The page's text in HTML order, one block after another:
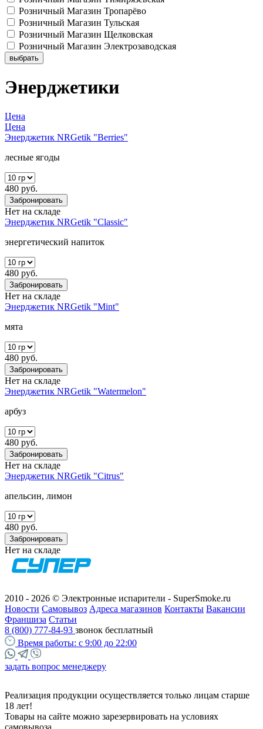
Розничный Магазин Тропарёво
Розничный Магазин Тульская
Розничный Магазин Щелковская
Розничный Магазин Электрозаводская
выбрать
Энерджетики
Цена
Цена
Энерджетик NRGetik "Berries"
лесные ягоды
480 руб.
Забронировать
Нет на складе
Энерджетик NRGetik "Classic"
энергетический напиток
480 руб.
Забронировать
Нет на складе
Энерджетик NRGetik "Mint"
мята
480 руб.
Забронировать
Нет на складе
Энерджетик NRGetik "Watermelon"
арбуз
480 руб.
Забронировать
Нет на складе
Энерджетик NRGetik "Citrus"
апельсин, лимон
480 руб.
Забронировать
Нет на складе
2010 - 2026 © Электронные испарители - SuperSmoke.ru
Новости Самовывоз Адреса магазинов Контакты Вакансии
Франшиза Статьи
8 (800) 777-84-93 звонок бесплатный
Время работы: с 9:00 до 22:00
задать вопрос менеджеру
Реализация продукции осуществляется только лицам старше
18 лет!
Товары на сайте можно зарезервировать на условиях
самовывоза